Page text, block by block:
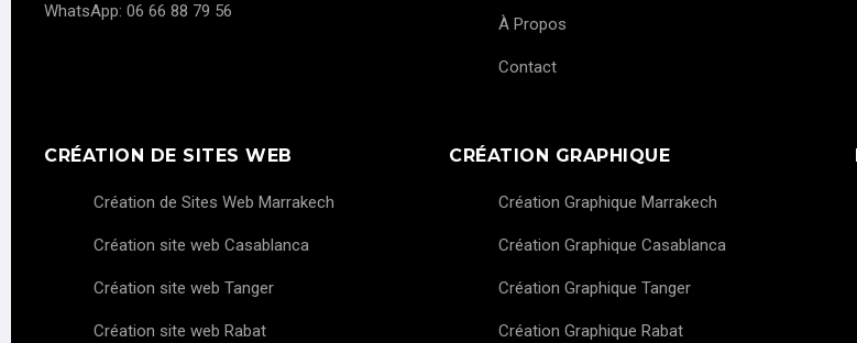
WhatsApp: 06 66 88 79 56
À Propos
Contact
CRÉATION DE SITES WEB
Création de Sites Web Marrakech
Création site web Casablanca
Création site web Tanger
Création site web Rabat
CRÉATION GRAPHIQUE
Création Graphique Marrakech
Création Graphique Casablanca
Création Graphique Tanger
Création Graphique Rabat